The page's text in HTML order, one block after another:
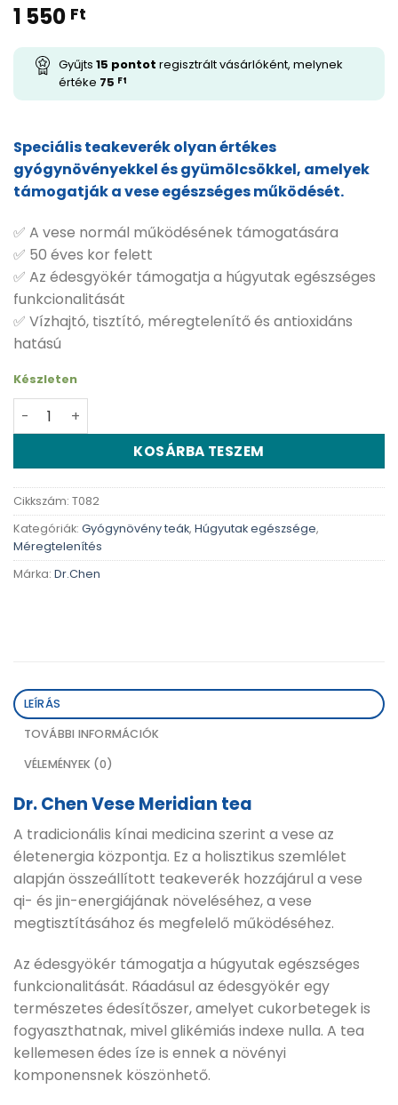
1 550 Ft
Gyűjts 15 pontot regisztrált vásárlóként, melynek
értéke 75 Ft
Speciális teakeverék olyan értékes
gyógynövényekkel és gyümölcsökkel, amelyek
támogatják a vese egészséges működését.
✅ A vese normál működésének támogatására
✅ 50 éves kor felett
✅ Az édesgyökér támogatja a húgyutak egészséges
funkcionalitását
✅ Vízhajtó, tisztító, méregtelenítő és antioxidáns
hatású
Készleten
Dr. Chen Vese meridián tea - 20 db mennyiség
KOSÁRBA TESZEM
Cikkszám: T082
Kategóriák: Gyógynövény teák, Húgyutak egészsége,
Méregtelenítés
Márka: Dr.Chen
LEÍRÁS
TOVÁBBI INFORMÁCIÓK
VÉLEMÉNYEK (0)
Dr. Chen Vese Meridian tea
A tradicionális kínai medicina szerint a vese az
életenergia központja. Ez a holisztikus szemlélet
alapján összeállított teakeverék hozzájárul a vese
qi- és jin-energiájának növeléséhez, a vese
megtisztításához és megfelelő működéséhez.
Az édesgyökér támogatja a húgyutak egészséges
funkcionalitását. Ráadásul az édesgyökér egy
természetes édesítőszer, amelyet cukorbetegek is
fogyaszthatnak, mivel glikémiás indexe nulla. A tea
kellemesen édes íze is ennek a növényi
komponensnek köszönhető.